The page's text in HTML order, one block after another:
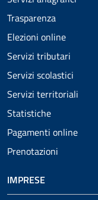
Trasparenza
Elezioni online
Servizi tributari
Servizi scolastici
Servizi territoriali
Statistiche
Pagamenti online
Prenotazioni
IMPRESE